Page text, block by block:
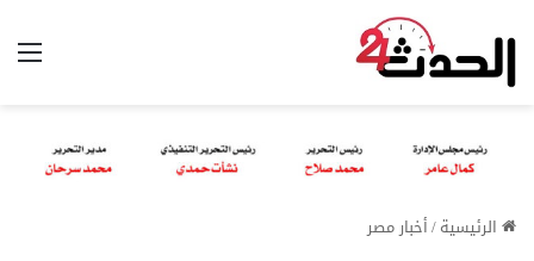
الرئيسية/أخبار مصر